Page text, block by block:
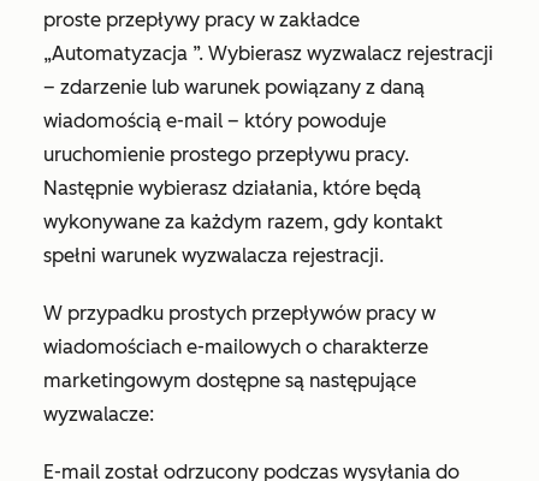
proste przepływy pracy w zakładce
„Automatyzacja ”. Wybierasz wyzwalacz rejestracji
– zdarzenie lub warunek powiązany z daną
wiadomością e-mail – który powoduje
uruchomienie prostego przepływu pracy.
Następnie wybierasz działania, które będą
wykonywane za każdym razem, gdy kontakt
spełni warunek wyzwalacza rejestracji.
W przypadku prostych przepływów pracy w
wiadomościach e-mailowych o charakterze
marketingowym dostępne są następujące
wyzwalacze:
E-mail został odrzucony podczas wysyłania do